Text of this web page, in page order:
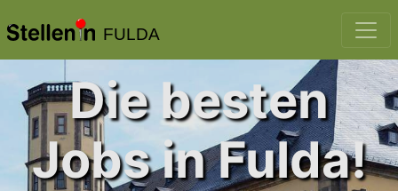
FULDA
Die besten
Jobs in Fulda!